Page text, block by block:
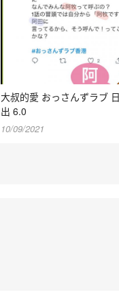
大叔的愛 おっさんずラブ
出 6.0
10/09/2021